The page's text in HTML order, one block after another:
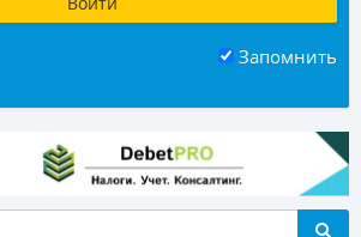
Запомнить